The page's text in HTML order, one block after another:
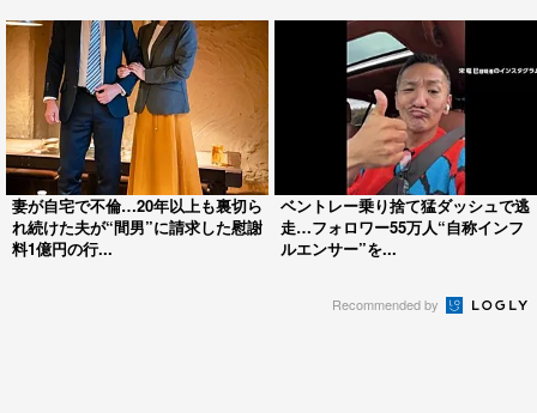
妻が自宅で不倫…20年以上も裏切ら
れ続けた夫が“間男”に請求した慰謝
料1億円の行...
ベントレー乗り捨て猛ダッシュで逃
走…フォロワー55万人“自称インフ
ルエンサー”を...
Recommended by